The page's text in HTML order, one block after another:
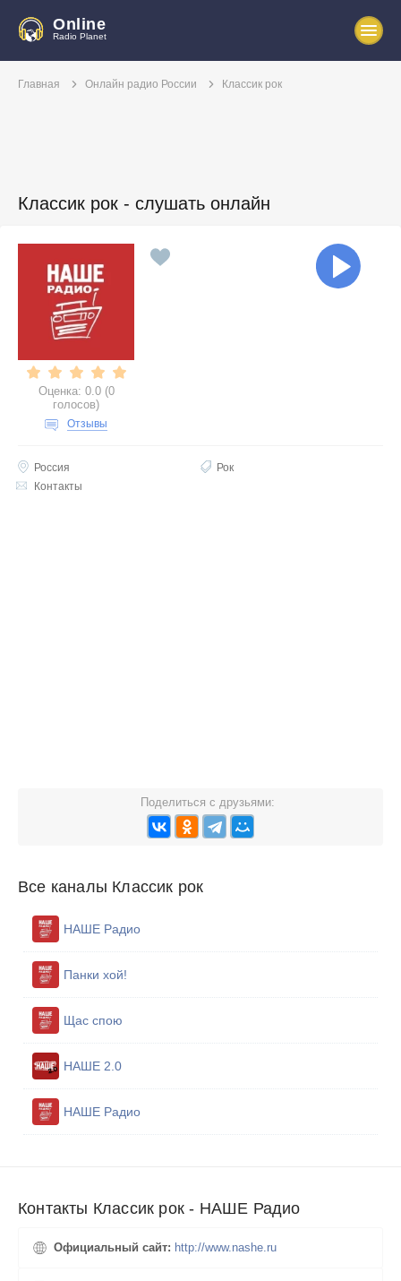
Online
Radio Planet
Главная Онлайн радио России Классик рок
Классик рок - слушать онлайн
Оценка: 0.0 (0
голосов)
Отзывы
Россия
Рок
Контакты
Поделиться с друзьями:
Все каналы Классик рок
НАШЕ Радио
Панки хой!
Щас спою
НАШЕ 2.0
НАШЕ Радио
Контакты Классик рок - НАШЕ Радио
Официальный сайт: http://www.nashe.ru